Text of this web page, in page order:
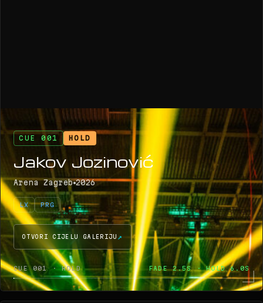
CUE 001 HOLD
Jakov Jozinović
Arena Zagreb 2026
LX PRG
OTVORI CIJELU GALERIJU
CUE 001 · HOLD FADE 2.5S · HOLD 6.0S